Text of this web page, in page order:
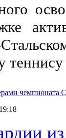
чемпионата